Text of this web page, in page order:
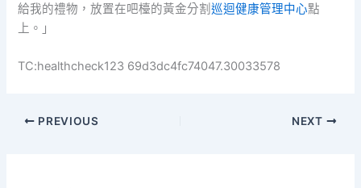
給我的禮物，放置在吧檯的黃金分割巡迴健康管理中心點
上。」
TC:healthcheck123 69d3dc4fc74047.30033578
PREVIOUS NEXT